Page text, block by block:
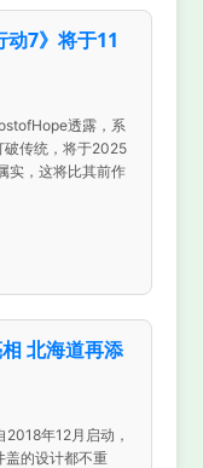
动7》将于11
透露，系
破传统，将于2025
实，这将比其前作
北海道再添
年12月启动，
盖的设计都不重